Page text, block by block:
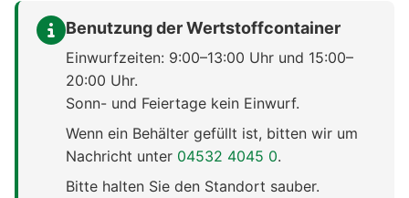
Benutzung der Wertstoffcontainer
Einwurfzeiten: 9:00–13:00 Uhr und 15:00–
20:00 Uhr.
Sonn- und Feiertage kein Einwurf.
Wenn ein Behälter gefüllt ist, bitten wir um
Nachricht unter 04532 4045 0.
Bitte halten Sie den Standort sauber.